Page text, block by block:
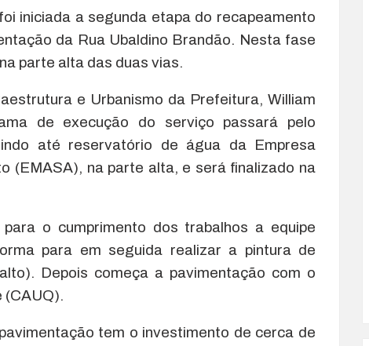
iniciada a segunda etapa do recapeamento
da Rua Ubaldino Brandão. Nesta fase
parte alta das duas vias.
e Urbanismo da Prefeitura, William
de execução do serviço passará pelo
até reservatório de água da Empresa
(EMASA), na parte alta, e será finalizado na
o cumprimento dos trabalhos a equipe
para em seguida realizar a pintura de
Depois começa a pavimentação com o
(CAUQ).
tem o investimento de cerca de